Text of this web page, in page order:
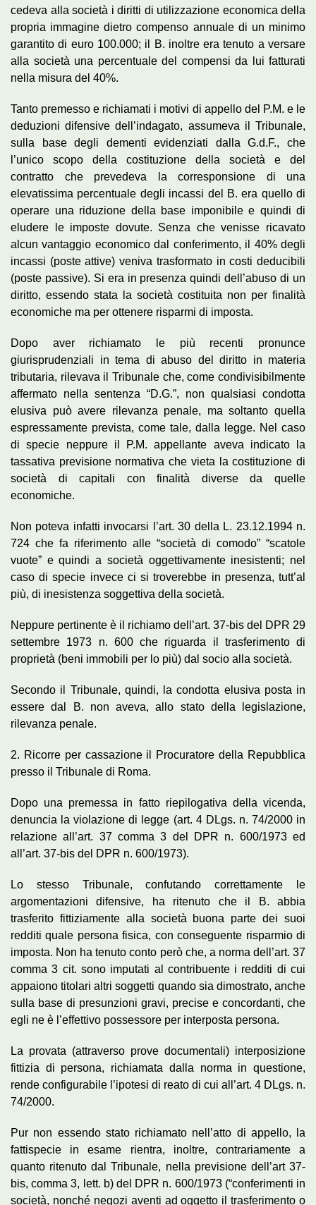
cedeva alla società i diritti di utilizzazione economica della
propria immagine dietro compenso annuale di un minimo
garantito di euro 100.000; il B. inoltre era tenuto a versare
alla società una percentuale del compensi da lui fatturati
nella misura del 40%.
Tanto premesso e richiamati i motivi di appello del P.M. e le
deduzioni difensive dell’indagato, assumeva il Tribunale,
sulla base degli dementi evidenziati dalla G.d.F., che
l’unico scopo della costituzione della società e del
contratto che prevedeva la corresponsione di una
elevatissima percentuale degli incassi del B. era quello di
operare una riduzione della base imponibile e quindi di
eludere le imposte dovute. Senza che venisse ricavato
alcun vantaggio economico dal conferimento, il 40% degli
incassi (poste attive) veniva trasformato in costi deducibili
(poste passive). Si era in presenza quindi dell’abuso di un
diritto, essendo stata la società costituita non per finalità
economiche ma per ottenere risparmi di imposta.
Dopo aver richiamato le più recenti pronunce
giurisprudenziali in tema di abuso del diritto in materia
tributaria, rilevava il Tribunale che, come condivisibilmente
affermato nella sentenza “D.G.”, non qualsiasi condotta
elusiva può avere rilevanza penale, ma soltanto quella
espressamente prevista, come tale, dalla legge. Nel caso
di specie neppure il P.M. appellante aveva indicato la
tassativa previsione normativa che vieta la costituzione di
società di capitali con finalità diverse da quelle
economiche.
Non poteva infatti invocarsi l’art. 30 della L. 23.12.1994 n.
724 che fa riferimento alle “società di comodo” “scatole
vuote” e quindi a società oggettivamente inesistenti; nel
caso di specie invece ci si troverebbe in presenza, tutt’al
più, di inesistenza soggettiva della società.
Neppure pertinente è il richiamo dell’art. 37-bis del DPR 29
settembre 1973 n. 600 che riguarda il trasferimento di
proprietà (beni immobili per lo più) dal socio alla società.
Secondo il Tribunale, quindi, la condotta elusiva posta in
essere dal B. non aveva, allo stato della legislazione,
rilevanza penale.
2. Ricorre per cassazione il Procuratore della Repubblica
presso il Tribunale di Roma.
Dopo una premessa in fatto riepilogativa della vicenda,
denuncia la violazione di legge (art. 4 DLgs. n. 74/2000 in
relazione all’art. 37 comma 3 del DPR n. 600/1973 ed
all’art. 37-bis del DPR n. 600/1973).
Lo stesso Tribunale, confutando correttamente le
argomentazioni difensive, ha ritenuto che il B. abbia
trasferito fittiziamente alla società buona parte dei suoi
redditi quale persona fisica, con conseguente risparmio di
imposta. Non ha tenuto conto però che, a norma dell’art. 37
comma 3 cit. sono imputati al contribuente i redditi di cui
appaiono titolari altri soggetti quando sia dimostrato, anche
sulla base di presunzioni gravi, precise e concordanti, che
egli ne è l’effettivo possessore per interposta persona.
La provata (attraverso prove documentali) interposizione
fittizia di persona, richiamata dalla norma in questione,
rende configurabile l’ipotesi di reato di cui all’art. 4 DLgs. n.
74/2000.
Pur non essendo stato richiamato nell’atto di appello, la
fattispecie in esame rientra, inoltre, contrariamente a
quanto ritenuto dal Tribunale, nella previsione dell’art 37-
bis, comma 3, lett. b) del DPR n. 600/1973 (“conferimenti in
società, nonché negozi aventi ad oggetto il trasferimento o